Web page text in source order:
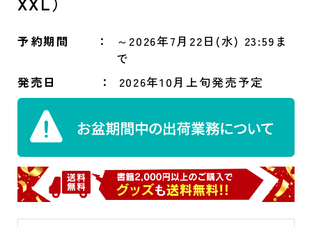
予約期間
～2026年7月22日(水) 23:59ま
で
発売日
2026年10月上旬発売予定